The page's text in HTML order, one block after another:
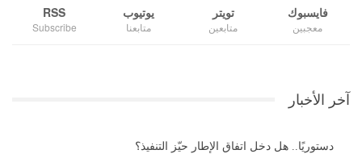
فايسبوك
معجبين
تويتر
متابعين
يوتيوب
متابعنا
RSS
Subscribe
آخر الأخبار
دستوريًا.. هل دخل اتفاق الإطار حيّز التنفيذ؟